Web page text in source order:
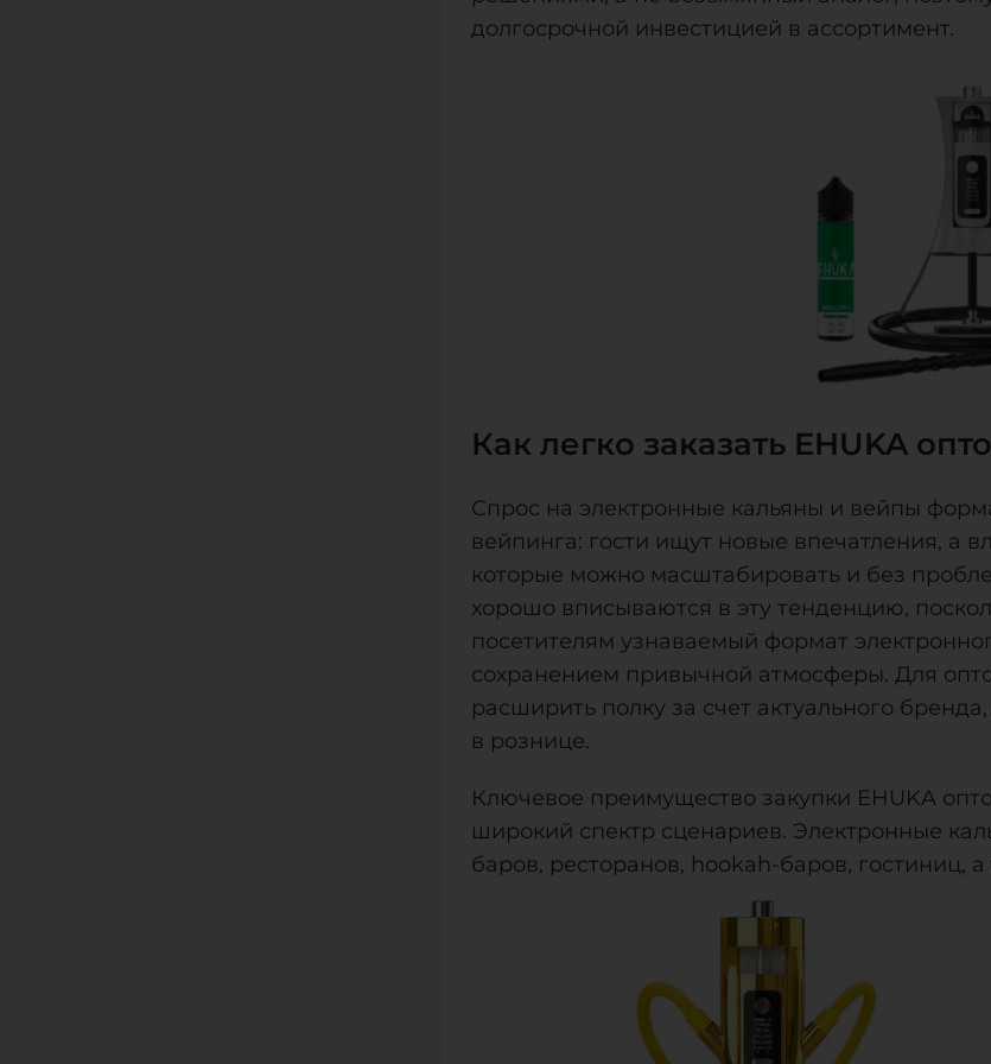
долгосрочной инвестицией в ассортимент.
Как легко заказать EHUKA
Спрос на электронные кальяны и вейпы
вейпинга: гости ищут новые впечатления, а
которые можно масштабировать и без
хорошо вписываются в эту тенденцию,
посетителям узнаваемый формат
сохранением привычной атмосферы. Для
расширить полку за счет актуального
в рознице.
Ключевое преимущество закупки EHUKA
широкий спектр сценариев. Электронные
баров, ресторанов, hookah-баров,